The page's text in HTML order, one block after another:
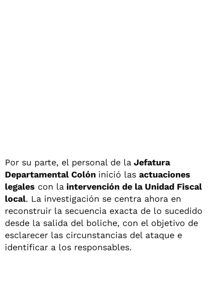
Por su parte, el personal de la Jefatura
Departamental Colón inició las actuaciones
legales con la intervención de la Unidad Fiscal
local. La investigación se centra ahora en
reconstruir la secuencia exacta de lo sucedido
desde la salida del boliche, con el objetivo de
esclarecer las circunstancias del ataque e
identificar a los responsables.